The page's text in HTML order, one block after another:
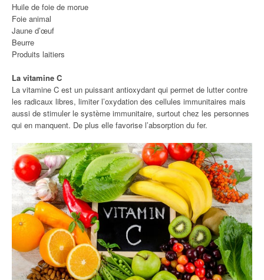
Huile de foie de morue
Foie animal
Jaune d’œuf
Beurre
Produits laitiers
La vitamine C
La vitamine C est un puissant antioxydant qui permet de lutter contre
les radicaux libres, limiter l’oxydation des cellules immunitaires mais
aussi de stimuler le système immunitaire, surtout chez les personnes
qui en manquent. De plus elle favorise l’absorption du fer.